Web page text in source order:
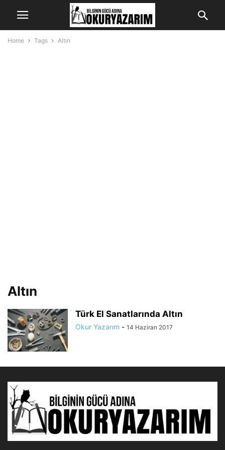
Home Tags Altın
Altın
Türk El Sanatlarında Altın
Okur Yazarım - 14 Haziran 2017